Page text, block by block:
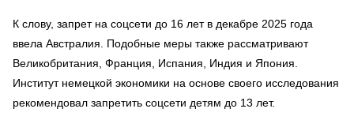
К слову, запрет на соцсети до 16 лет в декабре 2025 года
ввела Австралия. Подобные меры также рассматривают
Великобритания, Франция, Испания, Индия и Япония.
Институт немецкой экономики на основе своего исследования
рекомендовал запретить соцсети детям до 13 лет.